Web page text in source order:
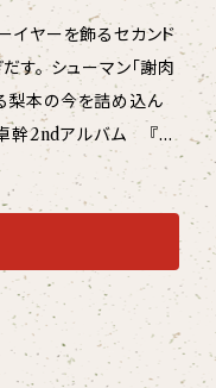
す。 シューマン「謝肉
梨本の今を詰め込ん
市芸術館リサイタ
祭」より「白鳥」「水
：Euphorbia Obesa *